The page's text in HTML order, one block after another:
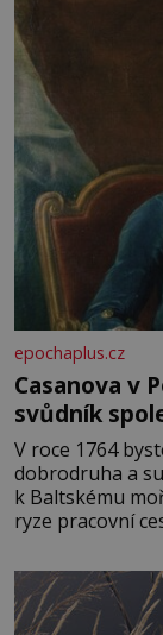
epochaplus.cz
Casanova v
svůdník
V roce 1764
dobrodruha a
k Baltskému
ryze pracovní
lotyšské Rigy?
zednářské lóže.
protože do